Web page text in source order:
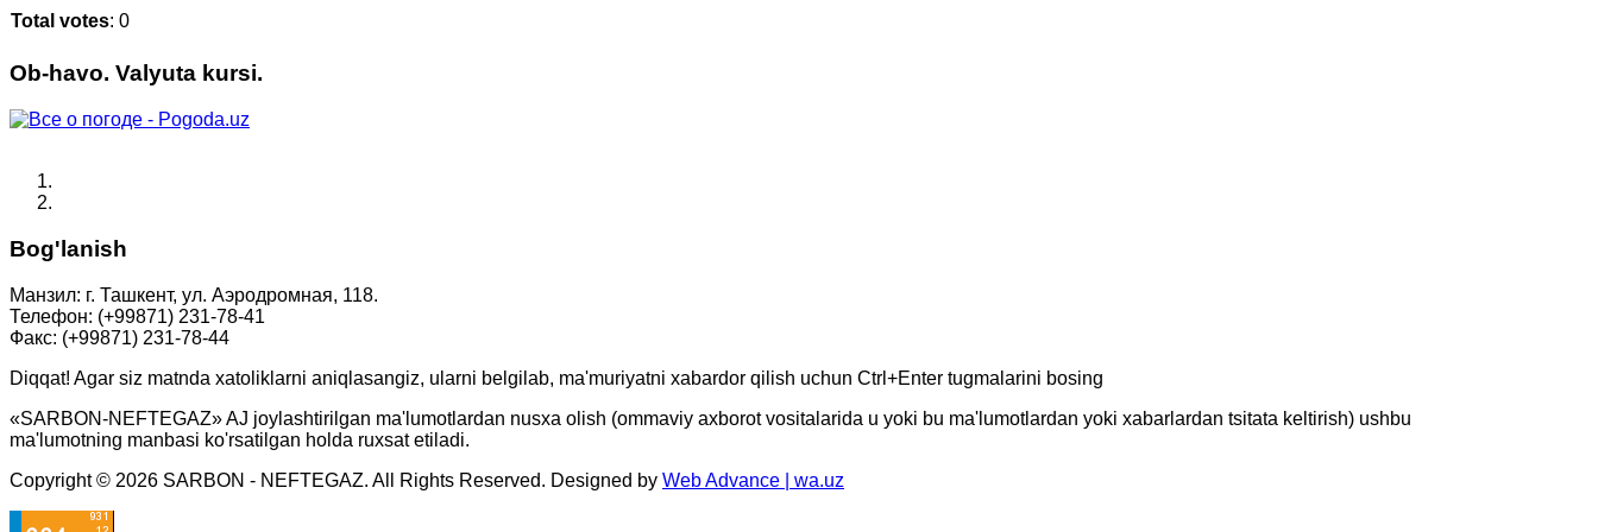
Total votes: 0
Ob-havo. Valyuta kursi.
Bog'lanish
Манзил: г. Ташкент, ул. Аэродромная, 118.
Телефон: (+99871) 231-78-41
Факс: (+99871) 231-78-44
Diqqat! Agar siz matnda xatoliklarni aniqlasangiz, ularni belgilab, ma'muriyatni xabardor qilish uchun Ctrl+Enter tugmalarini bosing
«SARBON-NEFTEGAZ» AJ joylashtirilgan ma'lumotlardan nusxa olish (ommaviy axborot vositalarida u yoki bu ma'lumotlardan yoki xabarlardan tsitata keltirish) ushbu
ma'lumotning manbasi ko'rsatilgan holda ruxsat etiladi.
Copyright © 2026 SARBON - NEFTEGAZ. All Rights Reserved. Designed by Web Advance | wa.uz